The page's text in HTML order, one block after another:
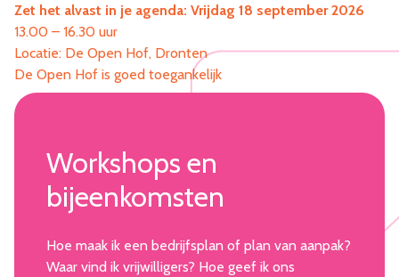
Zet het alvast in je agenda: Vrijdag 18 september 2026
13.00 – 16.30 uur
Locatie: De Open Hof, Dronten
De Open Hof is goed toegankelijk
Workshops en
bijeenkomsten
Hoe maak ik een bedrijfsplan of plan van aanpak?
Waar vind ik vrijwilligers? Hoe geef ik ons